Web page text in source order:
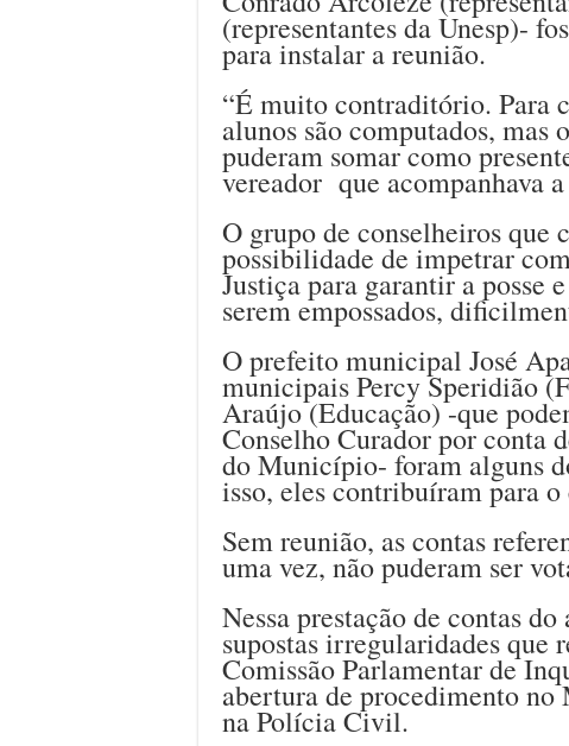
(representantes da Unesp)-
para instalar a reunião.
“É muito contraditório. Para
alunos são computados, mas
puderam somar como
vereador que acompanhava
O grupo de conselheiros que
possibilidade de impetrar
Justiça para garantir a posse
serem empossados,
O prefeito municipal José
municipais Percy Speridião
Araújo (Educação) -que
Conselho Curador por conta
do Município- foram alguns
isso, eles contribuíram para
Sem reunião, as contas
uma vez, não puderam ser
Nessa prestação de contas
supostas irregularidades que
Comissão Parlamentar de
abertura de procedimento
na Polícia Civil.